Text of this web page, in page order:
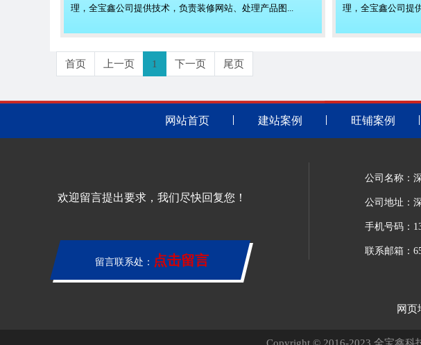
理，全宝鑫公司提供技术，负责装修网站、处理产品图...
理，全宝鑫公司提
首页 上一页 1 下一页 尾页
网站首页 建站案例 旺铺案例
欢迎留言提出要求，我们尽快回复您！
留言联系处： 点击留言
公司名称：
公司地址：
手机号码：
联系邮箱：
网页